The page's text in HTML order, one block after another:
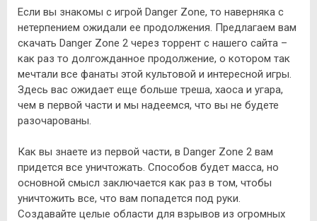
Если вы знакомы с игрой Danger Zone, то наверняка с
нетерпением ожидали ее продолжения. Предлагаем вам
скачать Danger Zone 2 через торрент с нашего сайта –
как раз то долгожданное продолжение, о котором так
мечтали все фанаты этой культовой и интересной игры.
Здесь вас ожидает еще больше треша, хаоса и угара,
чем в первой части и мы надеемся, что вы не будете
разочарованы.
Как вы знаете из первой части, в Danger Zone 2 вам
придется все уничтожать. Способов будет масса, но
основной смысл заключается как раз в том, чтобы
уничтожить все, что вам попадется под руки.
Создавайте целые области для взрывов из огромных